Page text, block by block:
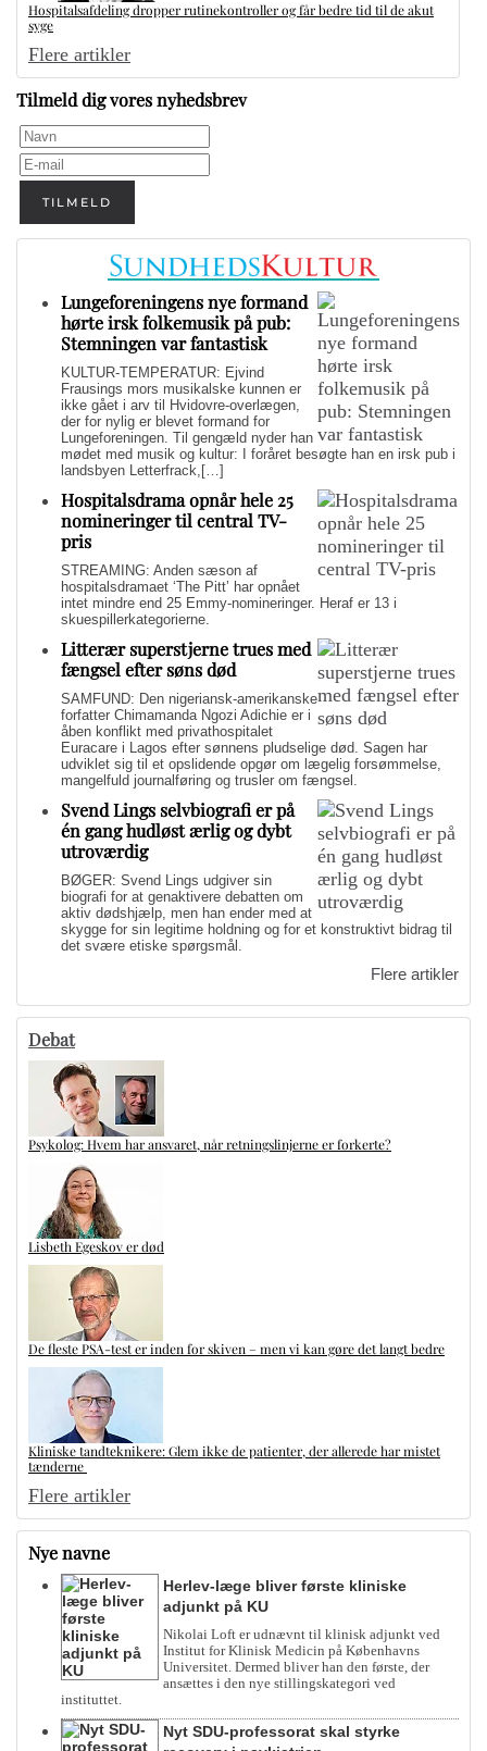
Hospitalsafdeling dropper rutinekontroller og får bedre tid til de akut
syge
Flere artikler
Tilmeld dig vores nyhedsbrev
TILMELD
Lungeforeningens nye formand
hørte irsk folkemusik på pub:
Stemningen var fantastisk
KULTUR-TEMPERATUR: Ejvind
Frausings mors musikalske kunnen er
ikke gået i arv til Hvidovre-overlægen,
der for nylig er blevet formand for
Lungeforeningen. Til gengæld nyder han
mødet med musik og kultur: I foråret besøgte han en irsk pub i
landsbyen Letterfrack,[…]
Hospitalsdrama opnår hele 25
nomineringer til central TV-
pris
STREAMING: Anden sæson af
hospitalsdramaet ‘The Pitt’ har opnået
intet mindre end 25 Emmy-nomineringer. Heraf er 13 i
skuespillerkategorierne.
Litterær superstjerne trues med
fængsel efter søns død
SAMFUND: Den nigeriansk-amerikanske
forfatter Chimamanda Ngozi Adichie er i
åben konflikt med privathospitalet
Euracare i Lagos efter sønnens pludselige død. Sagen har
udviklet sig til et opslidende opgør om lægelig forsømmelse,
mangelfuld journalføring og trusler om fængsel.
Svend Lings selvbiografi er på
én gang hudløst ærlig og dybt
utroværdig
BØGER: Svend Lings udgiver sin
biografi for at genaktivere debatten om
aktiv dødshjælp, men han ender med at
skygge for sin legitime holdning og for et konstruktivt bidrag til
det svære etiske spørgsmål.
Flere artikler
Debat
Psykolog: Hvem har ansvaret, når retningslinjerne er forkerte?
Lisbeth Egeskov er død
De fleste PSA-test er inden for skiven – men vi kan gøre det langt bedre
Kliniske tandteknikere: Glem ikke de patienter, der allerede har mistet
tænderne
Flere artikler
Nye navne
Herlev-læge bliver første kliniske
adjunkt på KU
Nikolai Loft er udnævnt til klinisk adjunkt ved
Institut for Klinisk Medicin på Københavns
Universitet. Dermed bliver han den første, der
ansættes i den nye stillingskategori ved
instituttet.
Nyt SDU-professorat skal styrke